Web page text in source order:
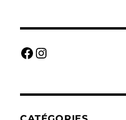
Facebook
Instagram